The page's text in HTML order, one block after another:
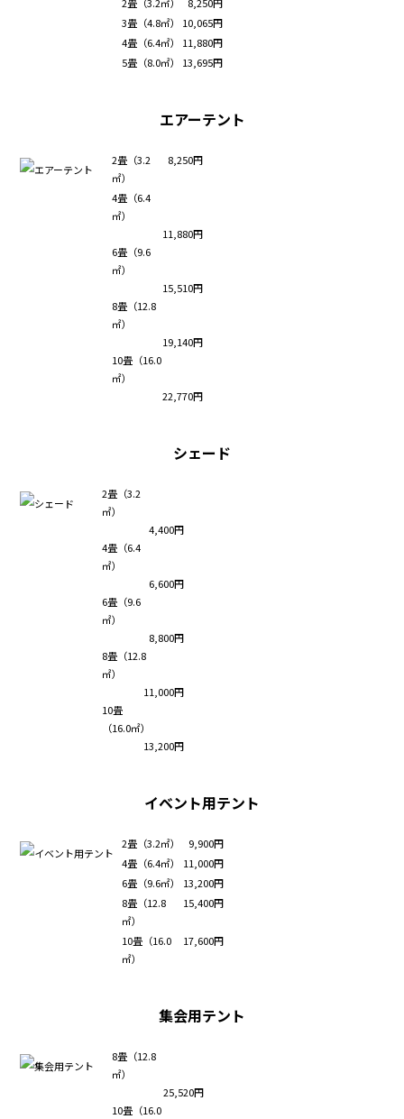
3畳（4.8㎡）
10,065円
4畳（6.4㎡）
11,880円
5畳（8.0㎡）
13,695円
エアーテント
2畳（3.2
㎡）
8,250円
4畳（6.4
㎡）
11,880円
6畳（9.6
㎡）
15,510円
8畳（12.8
㎡）
19,140円
10畳（16.0
㎡）
22,770円
シェード
2畳（3.2
㎡）
4,400円
4畳（6.4
㎡）
6,600円
6畳（9.6
㎡）
8,800円
8畳（12.8
㎡）
11,000円
10畳
（16.0㎡）
13,200円
イベント用テント
2畳（3.2㎡）
9,900円
4畳（6.4㎡）
11,000円
6畳（9.6㎡）
13,200円
8畳（12.8
㎡）
15,400円
10畳（16.0
㎡）
17,600円
集会用テント
8畳（12.8
㎡）
25,520円
10畳（16.0